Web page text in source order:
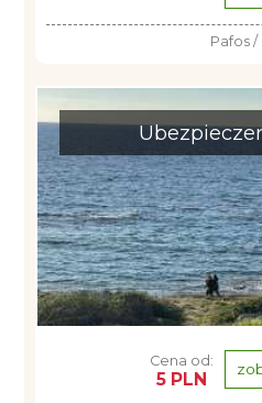
Pafos /
Cena od:
5 PLN